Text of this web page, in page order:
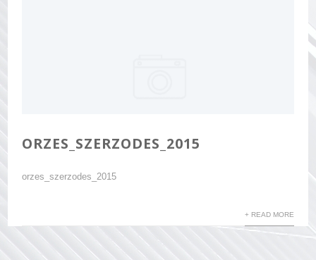
ORZES_SZERZODES_2015
orzes_szerzodes_2015
+ READ MORE